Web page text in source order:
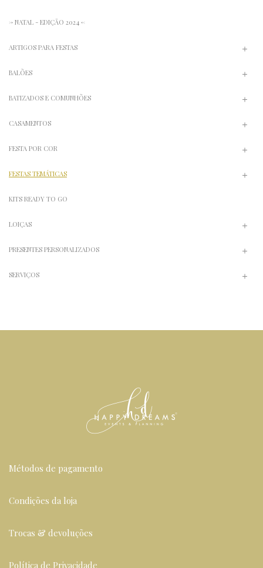
-> NATAL - EDIÇÃO 2024 <-
ARTIGOS PARA FESTAS
BALÕES
BATIZADOS E COMUNHÕES
CASAMENTOS
FESTA POR COR
FESTAS TEMÁTICAS
KITS READY TO GO
LOIÇAS
PRESENTES PERSONALIZADOS
SERVIÇOS
Métodos de pagamento
Condições da loja
Trocas & devoluções
Política de Privacidade